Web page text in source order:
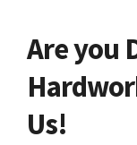
Are you
Us!